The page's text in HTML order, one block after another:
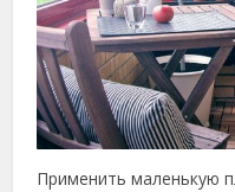
Применить маленькую